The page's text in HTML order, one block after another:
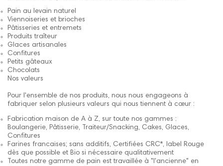
Pain au levain naturel
Viennoiseries et brioches
Pâtisseries et entremets
Produits traîteur
Glaces artisanales
Confitures
Petits gâteaux
Chocolats
Nos valeurs
Pour l'ensemble de nos produits, nous nous engageons à
fabriquer selon plusieurs valeurs qui nous tiennent à cœur :
Fabrication maison de A à Z, sur toute nos gammes :
Boulangerie, Pâtisserie, Traiteur/Snacking, Cakes, Glaces,
Confitures
Farines francaises; sans additifs, Certifiées CRC*, label Rouge
dès que possible et Bio si nécessaire qualitativement
Toutes notre gamme de pain est travaillée à "l'ancienne" en